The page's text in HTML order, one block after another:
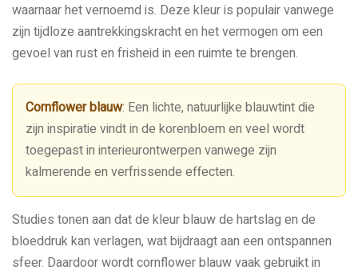
waarnaar het vernoemd is. Deze kleur is populair vanwege
zijn tijdloze aantrekkingskracht en het vermogen om een
gevoel van rust en frisheid in een ruimte te brengen.
Cornflower blauw: Een lichte, natuurlijke blauwtint die
zijn inspiratie vindt in de korenbloem en veel wordt
toegepast in interieurontwerpen vanwege zijn
kalmerende en verfrissende effecten.
Studies tonen aan dat de kleur blauw de hartslag en de
bloeddruk kan verlagen, wat bijdraagt aan een ontspannen
sfeer. Daardoor wordt cornflower blauw vaak gebruikt in